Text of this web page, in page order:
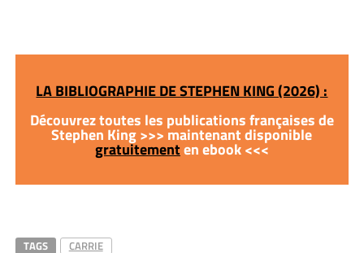
LA BIBLIOGRAPHIE DE STEPHEN KING (2026) :
Découvrez toutes les publications françaises de
Stephen King >>> maintenant disponible
gratuitementen ebook <<<
TAGS CARRIE